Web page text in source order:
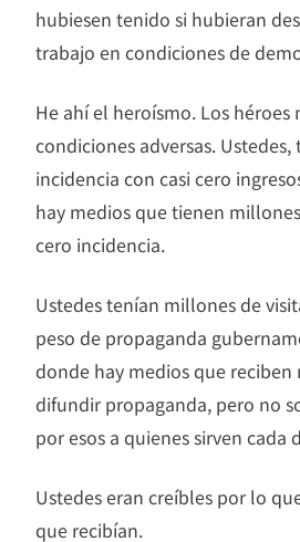
hubiesen tenido si hubieran
trabajo en condiciones de
He ahí el heroísmo. Los héroes
condiciones adversas.
incidencia con casi cero
hay medios que tienen
cero incidencia.
Ustedes tenían millones de
peso de propaganda
donde hay medios que
difundir propaganda, pero no
por esos a quienes sirven cada
Ustedes eran creíbles por lo
que recibían.